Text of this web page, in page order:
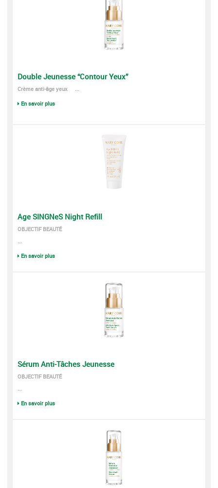
Double Jeunesse “Contour Yeux”
Crème anti-âge yeux ...
En savoir plus
Age SINGNeS Night Refill
OBJECTIF BEAUTÉ
...
En savoir plus
Sérum Anti-Tâches Jeunesse
OBJECTIF BEAUTÉ
...
En savoir plus